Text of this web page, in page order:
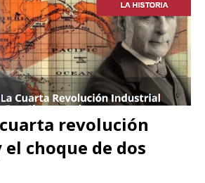
revolución
choque de dos